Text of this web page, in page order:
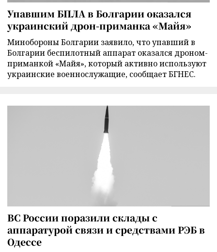
Упавшим БПЛА в Болгарии оказался
украинский дрон-приманка «Майя»
Минобороны Болгарии заявило, что упавший в
Болгарии беспилотный аппарат оказался дроном-
приманкой «Майя», который активно используют
украинские военнослужащие, сообщает БГНЕС.
ВС России поразили склады с
аппаратурой связи и средствами РЭБ в
Одессе